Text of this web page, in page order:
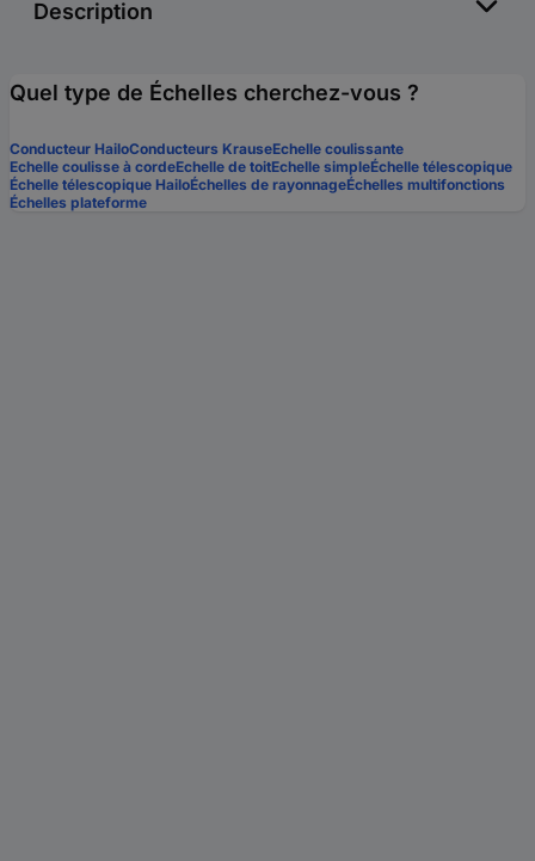
Description
Quel type de Échelles cherchez-vous ?
Conducteur HailoConducteurs KrauseEchelle coulissante
Echelle coulisse à cordeEchelle de toitEchelle simpleÉchelle télescopique
Échelle télescopique HailoÉchelles de rayonnageÉchelles multifonctions
Échelles plateforme